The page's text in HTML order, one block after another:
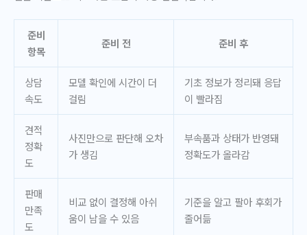
준비
항목
준비 전 준비 후
상담
속도
모델 확인에 시간이 더
걸림
기초 정보가 정리돼 응답
이 빨라짐
견적
정확
도
사진만으로 판단해 오차
가 생김
부속품과 상태가 반영돼
정확도가 올라감
판매
만족
도
비교 없이 결정해 아쉬
움이 남을 수 있음
기준을 알고 팔아 후회가
줄어듦